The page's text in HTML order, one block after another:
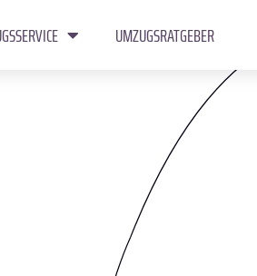
UMZUGSRATGEBER